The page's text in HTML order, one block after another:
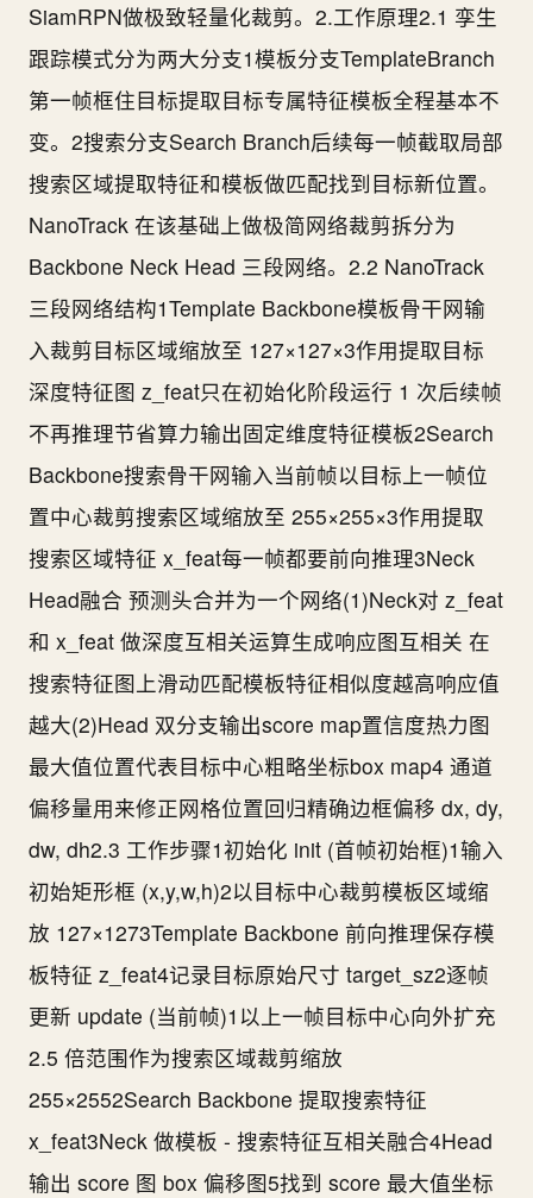
SiamRPN做极致轻量化裁剪。2.工作原理2.1 孪生
跟踪模式分为两大分支1模板分支TemplateBranch
第一帧框住目标提取目标专属特征模板全程基本不
变。2搜索分支Search Branch后续每一帧截取局部
搜索区域提取特征和模板做匹配找到目标新位置。
NanoTrack 在该基础上做极简网络裁剪拆分为
Backbone Neck Head 三段网络。2.2 NanoTrack
三段网络结构1Template Backbone模板骨干网输
入裁剪目标区域缩放至 127×127×3作用提取目标
深度特征图 z_feat只在初始化阶段运行 1 次后续帧
不再推理节省算力输出固定维度特征模板2Search
Backbone搜索骨干网输入当前帧以目标上一帧位
置中心裁剪搜索区域缩放至 255×255×3作用提取
搜索区域特征 x_feat每一帧都要前向推理3Neck
Head融合 预测头合并为一个网络(1)Neck对 z_feat
和 x_feat 做深度互相关运算生成响应图互相关 在
搜索特征图上滑动匹配模板特征相似度越高响应值
越大(2)Head 双分支输出score map置信度热力图
最大值位置代表目标中心粗略坐标box map4 通道
偏移量用来修正网格位置回归精确边框偏移 dx, dy,
dw, dh2.3 工作步骤1初始化 init (首帧初始框)1输入
初始矩形框 (x,y,w,h)2以目标中心裁剪模板区域缩
放 127×1273Template Backbone 前向推理保存模
板特征 z_feat4记录目标原始尺寸 target_sz2逐帧
更新 update (当前帧)1以上一帧目标中心向外扩充
2.5 倍范围作为搜索区域裁剪缩放
255×2552Search Backbone 提取搜索特征
x_feat3Neck 做模板 - 搜索特征互相关融合4Head
输出 score 图 box 偏移图5找到 score 最大值坐标